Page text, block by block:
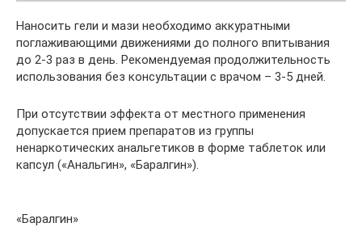
Наносить гели и мази необходимо аккуратными
поглаживающими движениями до полного впитывания
до 2-3 раз в день. Рекомендуемая продолжительность
использования без консультации с врачом – 3-5 дней.
При отсутствии эффекта от местного применения
допускается прием препаратов из группы
ненаркотических анальгетиков в форме таблеток или
капсул («Анальгин», «Баралгин»).
«Баралгин»